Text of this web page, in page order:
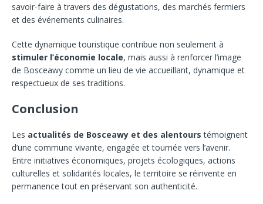
savoir-faire à travers des dégustations, des marchés fermiers
et des événements culinaires.
Cette dynamique touristique contribue non seulement à
stimuler l’économie locale, mais aussi à renforcer l’image
de Bosceawy comme un lieu de vie accueillant, dynamique et
respectueux de ses traditions.
Conclusion
Les actualités de Bosceawy et des alentours témoignent
d’une commune vivante, engagée et tournée vers l’avenir.
Entre initiatives économiques, projets écologiques, actions
culturelles et solidarités locales, le territoire se réinvente en
permanence tout en préservant son authenticité.